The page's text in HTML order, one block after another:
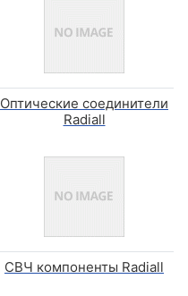
Оптические соединители
Radiall
СВЧ компоненты Radiall